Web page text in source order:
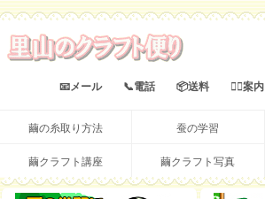
📧メール 📞電話 📦送料 💁‍♀️案内
繭の糸取り方法 蚕の学習
繭クラフト講座 繭クラフト写真